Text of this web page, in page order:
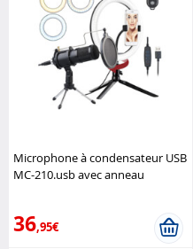
Microphone à condensateur USB
MC-210.usb avec anneau
36,95€